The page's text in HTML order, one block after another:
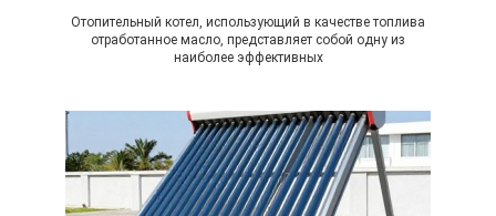
Отопительный котел, использующий в качестве топлива
отработанное масло, представляет собой одну из
наиболее эффективных